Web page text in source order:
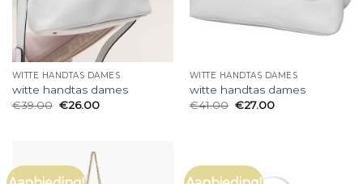
WITTE HANDTAS DAMES
witte handtas dames
€39.00 €26.00
WITTE HANDTAS DAMES
witte handtas dames
€41.00 €27.00